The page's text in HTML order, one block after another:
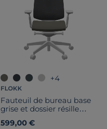
+4
FLOKK
Fauteuil de bureau base
grise et dossier résille
599,00 €